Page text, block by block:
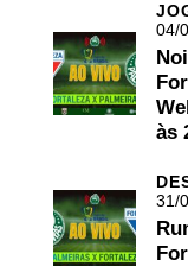
04/
às
31/